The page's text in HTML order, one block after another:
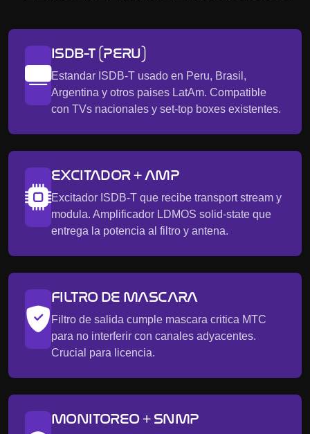
ISDB-T (PERU)
Estandar ISDB-T usado en Peru, Brasil,
Argentina y otros paises LatAm. Compatible
con TVs nacionales y set-top boxes existentes.
EXCITADOR + AMP
Excitador ISDB-T que recibe transport stream y
modula. Amplificador LDMOS solid-state que
entrega la potencia al filtro y antena.
FILTRO DE MASCARA
Filtro de salida cumple mascara critica MTC
para no interferir con canales adyacentes.
Crucial para licencia.
MONITOREO + SNMP